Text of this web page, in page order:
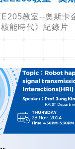
作《新核能時
教室--奧斯卡
能時代》紀錄片